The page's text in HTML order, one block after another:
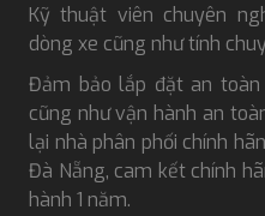
Kỹ thuật viên chuyên
dòng xe cũng như tính
Đảm bảo lắp đặt an
cũng như vận hành an
lại nhà phân phối chính
Đà Nẵng, cam kết chính
hành 1 năm.